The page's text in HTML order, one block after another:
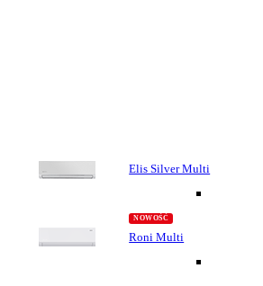
Elis Silver Multi
Roni Multi